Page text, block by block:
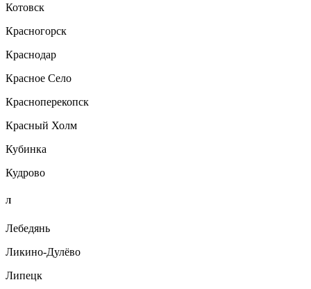
Котовск
Красногорск
Краснодар
Красное Село
Красноперекопск
Красный Холм
Кубинка
Кудрово
Л
Лебедянь
Ликино-Дулёво
Липецк